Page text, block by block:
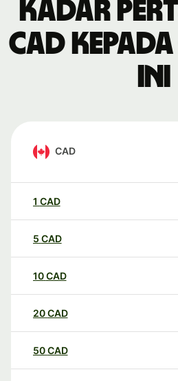
Kadar
CAD
ini
CAD
1 CAD
5 CAD
10CAD
20CAD
50CAD